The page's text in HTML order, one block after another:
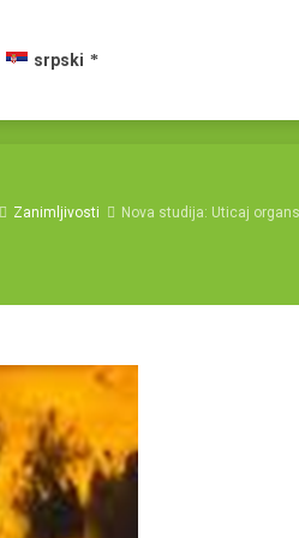
srpski
Zanimljivosti Nova studija: Uticaj